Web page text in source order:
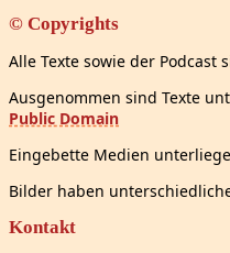
© Copyrights
Alle Texte sowie der
Ausgenommen sind Texte
Public Domain
Eingebette Medien
Bilder haben
Kontakt